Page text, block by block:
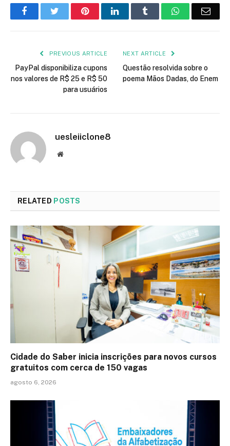
FacebookTwitter PinterestLinkedIn Tumblr WhatsApp
PREVIOUS ARTICLE
PayPal disponibiliza cupons
nos valores de R$ 25 e R$ 50
para usuários
NEXT ARTICLE
Questão resolvida sobre o
poema Mãos Dadas, do Enem
uesleiiclone8
Website
RELATED POSTS
Cidade do Saber inicia inscrições para novos cursos
gratuitos com cerca de 150 vagas
agosto 6, 2026